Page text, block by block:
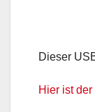
Dieser
Hier ist